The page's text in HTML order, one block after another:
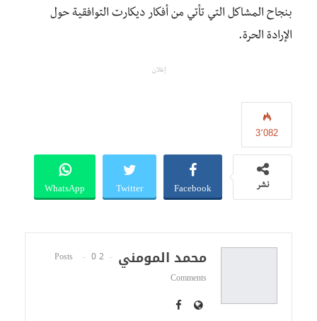
بنجاح المشاكل التي تأتي من أفكار ديكارت التوافقية حول
الإرادة الحرة.
إعلان
3٬082
نشر Facebook
Twitter
WhatsApp
محمد المومني 2 Posts
0
Comments